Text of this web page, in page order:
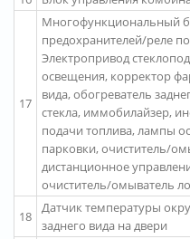
17
Многофункциональный
предохранителей/реле
Электропривод
освещения, корректор
вида, обогреватель
стекла, иммобилайзер,
подачи топлива, лампы
парковки, очиститель/
дистанционное
очиститель/омыватель
18
Датчик температуры
заднего вида на двери